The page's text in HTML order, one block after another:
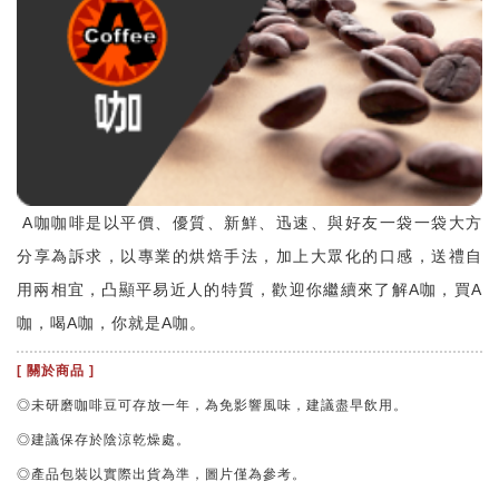
A咖咖啡是以平價、優質、新鮮、迅速、與好友一袋一袋大方
分享為訴求，以專業的烘焙手法，加上大眾化的口感，送禮自
用兩相宜，凸顯平易近人的特質，歡迎你繼續來了解A咖，買A
咖，喝A咖，你就是A咖。
[ 關於商品 ]
◎未研磨咖啡豆可存放一年，為免影響風味，建議盡早飲用。
◎建議保存於陰涼乾燥處。
◎產品包裝以實際出貨為準，圖片僅為參考。